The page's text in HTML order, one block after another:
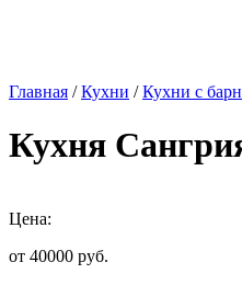
Главная /Кухни /Кухни с
Кухня
Цена:
от 40000 руб.